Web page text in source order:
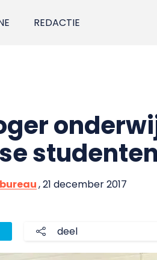
REDACTIE
studenten
, 21 december 2017
deel